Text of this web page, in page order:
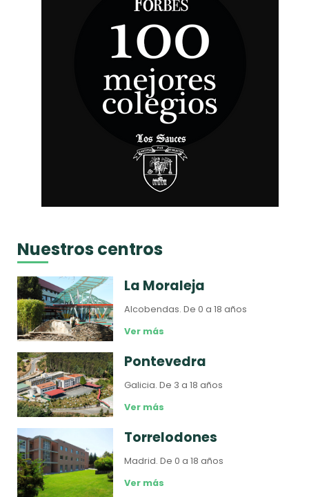
Nuestros centros
La Moraleja
Alcobendas.De 0 a 18 años
Ver más
Pontevedra
Galicia.De 3 a 18 años
Ver más
Torrelodones
Madrid.De 0 a 18 años
Ver más